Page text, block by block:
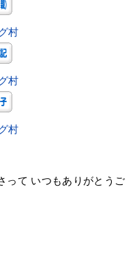
村
村
村
って いつもありがとうご